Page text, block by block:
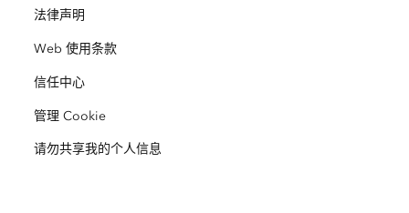
Esri Store
ArcWatch
Esri 视频
业务行为准则
网站地图
教育
种族平等
法律声明
Web 使用条款
信任中心
管理 Cookie
请勿共享我的个人信息